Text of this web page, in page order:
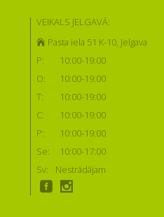
VEIKALS JELGAVĀ:
Pasta iela 51 K-10, Jelgava
P:
10:00-19:00
O:
10:00-19:00
T:
10:00-19:00
C:
10:00-19:00
P:
10:00-19:00
Se:
10:00-17:00
Sv:
Nestrādājam